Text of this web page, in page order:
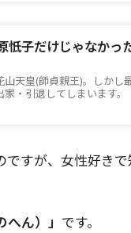
子だけじゃなかっ
天皇(師貞親王)。しかし
・引退してしまいます。
ですが、女性好きで
ん）」 です。